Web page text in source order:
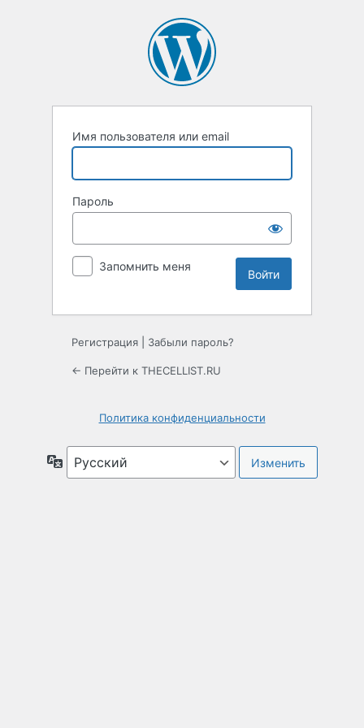
Имя пользователя или email
Пароль
Запомнить меня
Регистрация Забыли пароль?
← Перейти к THECELLIST.RU
Политика конфиденциальности
Язык